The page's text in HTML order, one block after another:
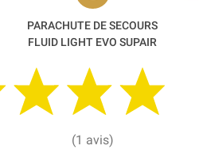
PARACHUTE DE SECOURS
FLUID LIGHT EVO SUPAIR
(1 avis)